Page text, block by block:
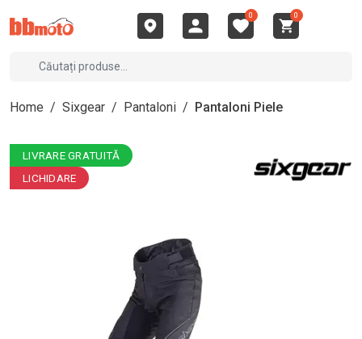
0 0
Home / Sixgear / Pantaloni / Pantaloni Piele
LIVRARE GRATUITĂ
LICHIDARE